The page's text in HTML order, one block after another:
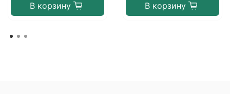
В корзину В корзину